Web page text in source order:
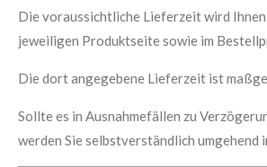
Die voraussichtliche Lieferzeit wird
jeweiligen Produktseite sowie im
Die dort angegebene Lieferzeit ist
Sollte es in Ausnahmefällen zu
werden Sie selbstverständlich umgehend